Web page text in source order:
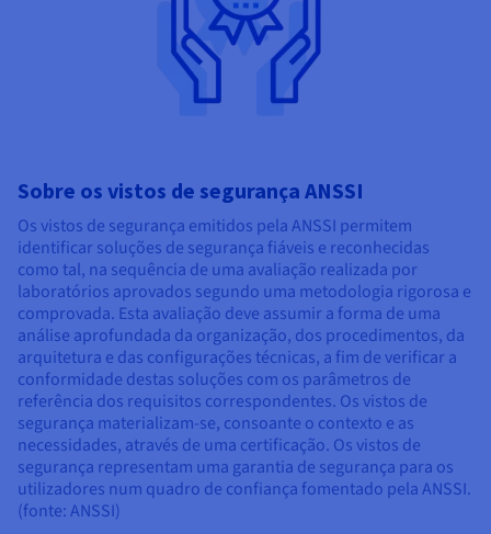
Sobre os vistos de segurança ANSSI
Os vistos de segurança emitidos pela ANSSI permitem
identificar soluções de segurança fiáveis e reconhecidas
como tal, na sequência de uma avaliação realizada por
laboratórios aprovados segundo uma metodologia rigorosa e
comprovada. Esta avaliação deve assumir a forma de uma
análise aprofundada da organização, dos procedimentos, da
arquitetura e das configurações técnicas, a fim de verificar a
conformidade destas soluções com os parâmetros de
referência dos requisitos correspondentes. Os vistos de
segurança materializam-se, consoante o contexto e as
necessidades, através de uma certificação. Os vistos de
segurança representam uma garantia de segurança para os
utilizadores num quadro de confiança fomentado pela ANSSI.
(fonte: ANSSI)